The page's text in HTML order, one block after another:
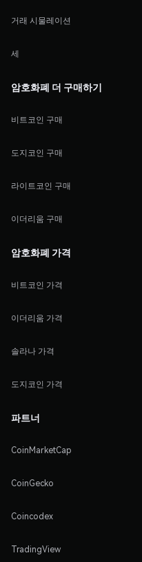
거래 시물레이션
세
암호화폐 더 구매하기
비트코인 구매
도지코인 구매
라이트코인 구매
이더리움 구매
암호화폐 가격
비트코인 가격
이더리움 가격
솔라나 가격
도지코인 가격
파트너
CoinMarketCap
CoinGecko
Coincodex
TradingView